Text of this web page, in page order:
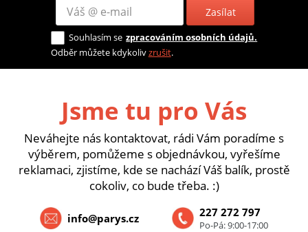
Zasílat
Souhlasím se zpracováním osobních údajů.
Odběr můžete kdykolivzrušit.
Jsme tu pro Vás
Neváhejte nás kontaktovat, rádi Vám poradíme s
výběrem, pomůžeme s objednávkou, vyřešíme
reklamaci, zjistíme, kde se nachází Váš balík, prostě
cokoliv, co bude třeba. :)
227 272 797
Po-Pá: 9:00-17:00
info@parys.cz